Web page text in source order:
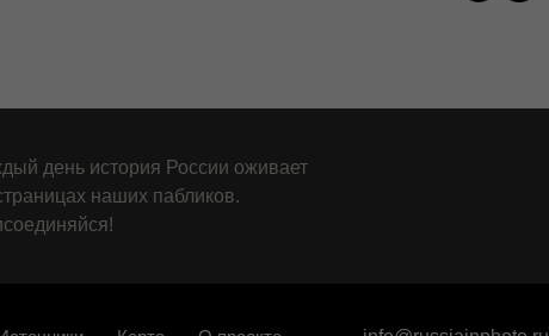
день история России оживает
наших пабликов.